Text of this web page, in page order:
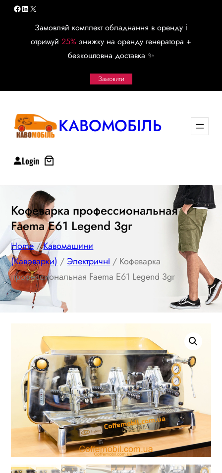
Перейти
содержимому
Facebook
LinkedIn
X
Замовляй комплект обладнання в оренду і
отримуй 25% знижку на оренду генератора +
безкоштовна доставка ✨
Замовити
КАВОМОБІЛЬ
Login
Кофеварка профессиональная
Faema E61 Legend 3gr
Home/Кавомашини
(Кавоварки) / Электричні / Кофеварка
профессиональная Faema E61 Legend 3gr